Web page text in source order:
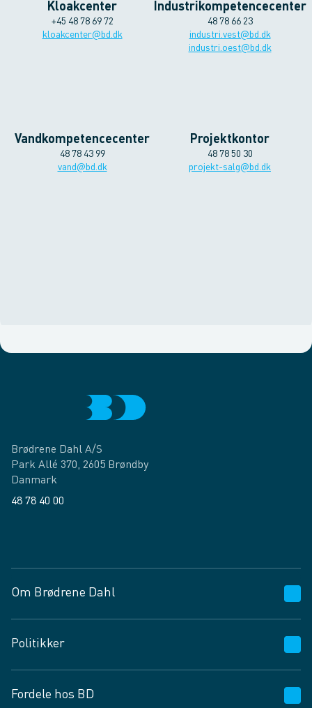
Kloakcenter
+45 48 78 69 72
kloakcenter@bd.dk
Industrikompetencecenter
48 78 66 23
industri.vest@bd.dk
industri.oest@bd.dk
Vandkompetencecenter
48 78 43 99
vand@bd.dk
Projektkontor
48 78 50 30
projekt-salg@bd.dk
Brødrene Dahl A/S
Park Allé 370, 2605 Brøndby
Danmark
48 78 40 00
Om Brødrene Dahl
Vagttelefon 30 10 89 89
Spørgsmål og svar
Job og karriere
Politikker
Privatlivspolitik
Fordele hos BD